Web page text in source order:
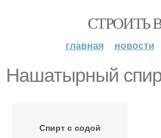
СТРОИТЬ
главная новости
Нашатырный
Спирт с содой